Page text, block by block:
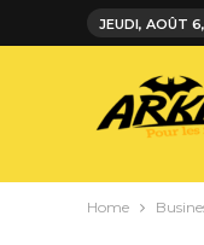
JEUDI, AOÛT
Home